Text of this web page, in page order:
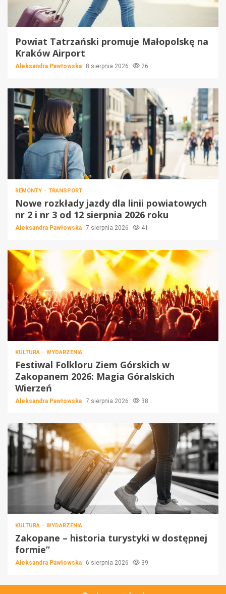
Powiat Tatrzański promuje Małopolskę na
Kraków Airport
Aleksandra Pawłowska 8 sierpnia 2026 26
REMONTY TRANSPORT
Nowe rozkłady jazdy dla linii powiatowych
nr 2 i nr 3 od 12 sierpnia 2026 roku
Aleksandra Pawłowska 7 sierpnia 2026 41
KULTURA WYDARZENIA
Festiwal Folkloru Ziem Górskich w
Zakopanem 2026: Magia Góralskich
Wierzeń
Aleksandra Pawłowska 7 sierpnia 2026 38
KULTURA WYDARZENIA
Zakopane – historia turystyki w dostępnej
formie”
Aleksandra Pawłowska 6 sierpnia 2026 39